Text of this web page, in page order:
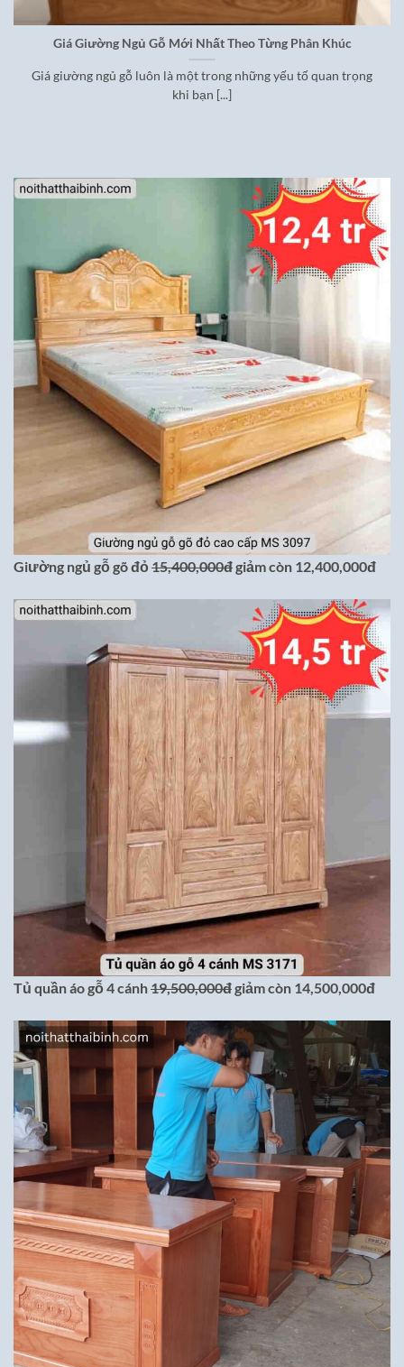
Giá Giường Ngủ Gỗ Mới Nhất Theo Từng Phân Khúc
Giá giường ngủ gỗ luôn là một trong những yếu tố quan trọng
khi bạn [...]
Giường ngủ gỗ gõ đỏ 15,400,000đgiảm còn 12,400,000đ
Tủ quần áo gỗ 4 cánh19,500,000đgiảm còn 14,500,000đ